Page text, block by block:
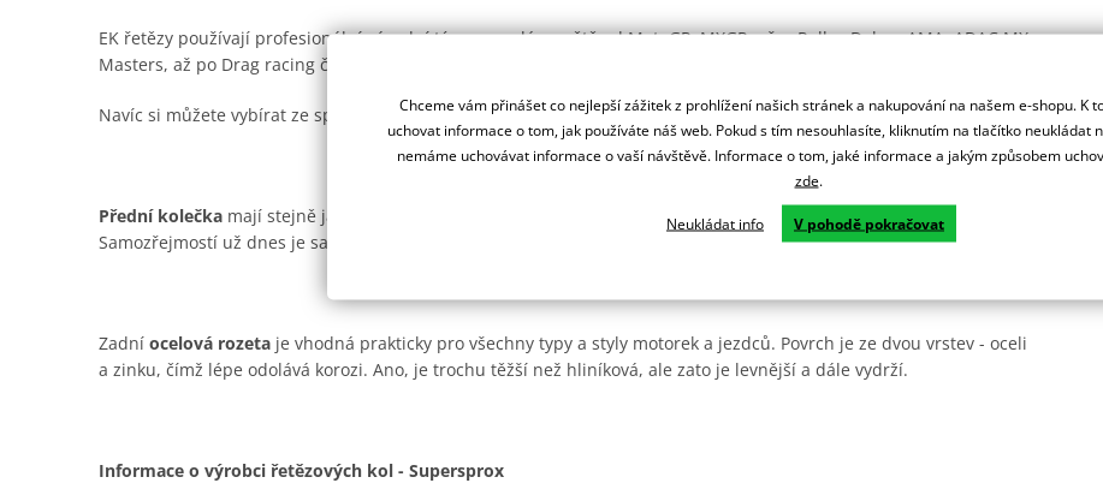
EK řetězy používají profesionální závodní týmy na celém světě od MotoGP, MXGP, přes Rallye Dakar, AMA, ADAC MX
Masters, až po Drag racing či Road racing.
Navíc si můžete vybírat ze spousty barevných provedení.
Přední kolečka mají stejně jako ocelové rozety od Supersprox zesílené zuby pro delší životnost a jsou odlehčená.
Samozřejmostí už dnes je samočistící drážka pro offroady.
Zadní ocelová rozeta je vhodná prakticky pro všechny typy a styly motorek a jezdců. Povrch je ze dvou vrstev - oceli
a zinku, čímž lépe odolává korozi. Ano, je trochu těžší než hliníková, ale zato je levnější a dále vydrží.
Informace o výrobci řetězových kol - Supersprox
Chceme vám přinášet co nejlepší zážitek z prohlížení našich stránek a nakupování na našem e-shopu. K
uchovat informace o tom, jak používáte náš web. Pokud s tím nesouhlasíte, kliknutím na tlačítko neukládat
nemáme uchovávat informace o vaší návštěvě. Informace o tom, jaké informace a jakým způsobem
zde.
Neukládat info V pohodě pokračovat